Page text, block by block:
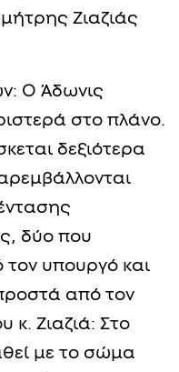
Ζιαζιάς
Ο Άδωνις
στο πλάνο.
δεξιότερα
δύο που
υπουργό και
από τον
κ. Ζιαζιά: Στο
με το σώμα